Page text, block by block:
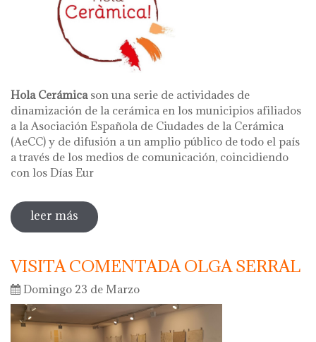
Hola Cerámica son una serie de actividades de
dinamización de la cerámica en los municipios afiliados
a la Asociación Española de Ciudades de la Cerámica
(AeCC) y de difusión a un amplio público de todo el país
a través de los medios de comunicación, coincidiendo
con los Días Eur
leer más sobre hola ceràmica 2025 - días
europeos de la artesania
VISITA COMENTADA OLGA SERRAL
Domingo 23 de Marzo